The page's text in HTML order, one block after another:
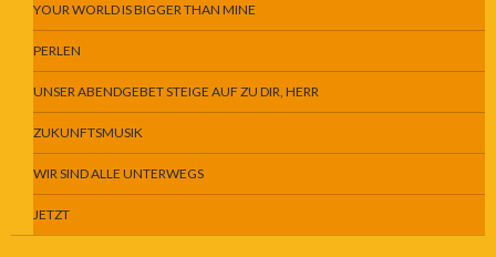
YOUR WORLD IS BIGGER THAN MINE
PERLEN
UNSER ABENDGEBET STEIGE AUF ZU DIR, HERR
ZUKUNFTSMUSIK
WIR SIND ALLE UNTERWEGS
JETZT